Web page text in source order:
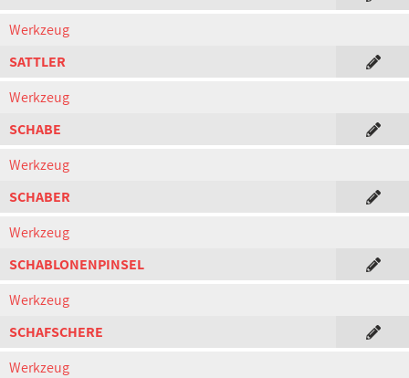
Werkzeug
SATTLER
Werkzeug
SCHABE
Werkzeug
SCHABER
Werkzeug
SCHABLONENPINSEL
Werkzeug
SCHAFSCHERE
Werkzeug